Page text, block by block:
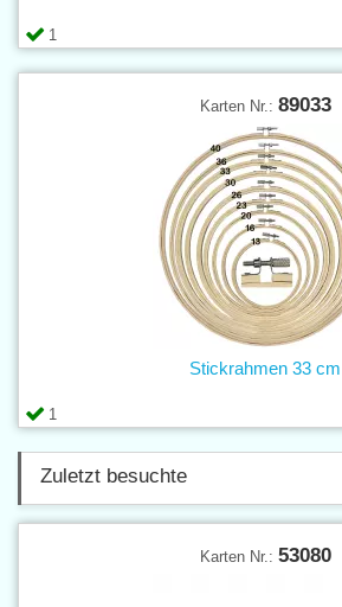
1
Karten Nr.: 89033
1
Stickrahmen 33 cm
Zuletzt besuchte
Karten Nr.: 53080